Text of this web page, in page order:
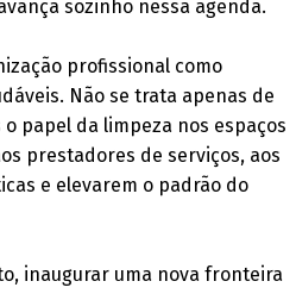
sozinho nessa agenda.
profissional como
Não se trata apenas de
papel da limpeza nos espaços
prestadores de serviços, aos
e elevarem o padrão do
inaugurar uma nova fronteira